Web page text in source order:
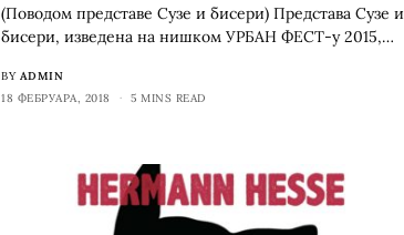
(Поводом представе Сузе и бисери) Представа Сузе и
бисери, изведена на нишком УРБАН ФЕСТ-у 2015,…
BY ADMIN
18 ФЕБРУАРА, 2018
5 MINS READ